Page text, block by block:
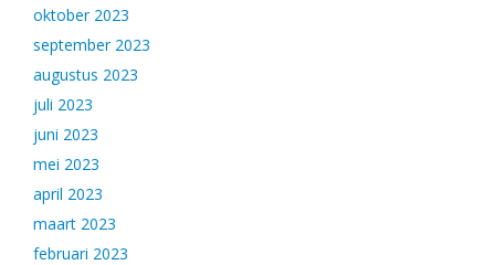
oktober 2023
september 2023
augustus 2023
juli 2023
juni 2023
mei 2023
april 2023
maart 2023
februari 2023